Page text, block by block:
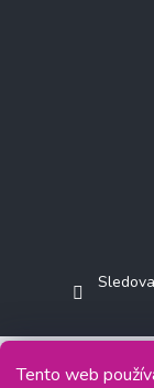
Tento web